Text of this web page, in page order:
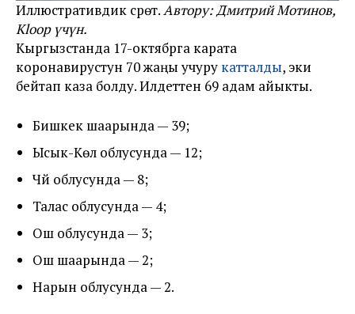
Иллюстративдик сүрөт.Автору: Дмитрий Мотинов,
Kloop үчүн.
Кыргызстанда 17-октябрга карата
коронавирустун 70 жаңы учуру катталды, эки
бейтап каза болду. Илдеттен 69 адам айыкты.
Бишкек шаарында — 39;
Ысык-Көл облусунда — 12;
Чүй облусунда — 8;
Талас облусунда — 4;
Ош облусунда — 3;
Ош шаарында — 2;
Нарын облусунда — 2.